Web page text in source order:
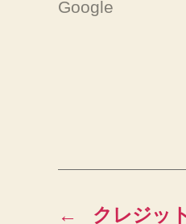
Google
← クレジッ